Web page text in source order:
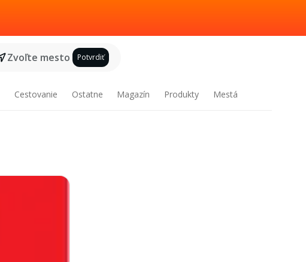
Zvoľte mesto Potvrdiť
Cestovanie Ostatne Magazín Produkty Mestá